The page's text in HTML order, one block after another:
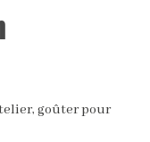
goûter pour